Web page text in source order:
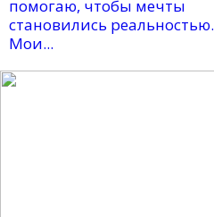
помогаю, чтобы мечты
становились реальностью.
Мои...